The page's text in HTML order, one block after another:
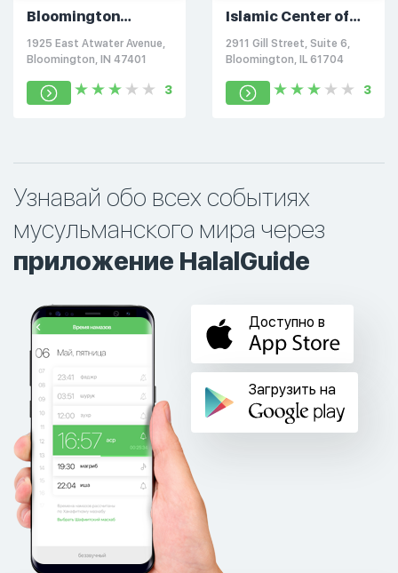
Bloomington
Islamic Center
1925 East Atwater Avenue,
Bloomington, IN 47401
3
Islamic Center of
Bloomington-
Normal
2911 Gill Street, Suite 6,
Bloomington, IL 61704
3
Узнавай обо всех событиях
мусульманского мира через
приложение HalalGuide
Доступно в
Загрузить на